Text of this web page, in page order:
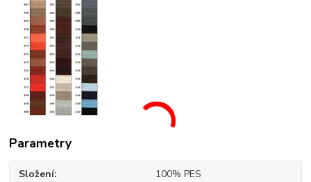
Parametry
Složení 100% PES